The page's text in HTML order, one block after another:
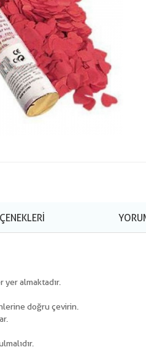
yer almaktadır.
doğru çevirin.